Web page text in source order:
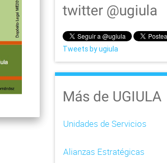
twitter @ugiula
Tweets by ugiula
Más de UGIULA
Unidades de Servicios
Alianzas Estratégicas